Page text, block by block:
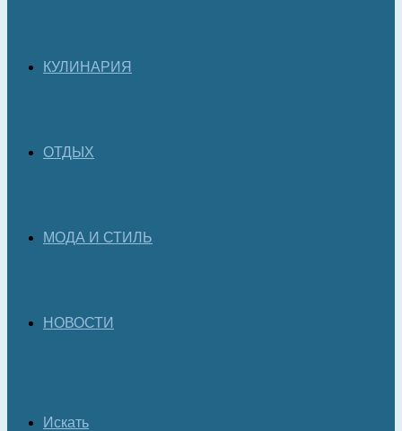
КУЛИНАРИЯ
ОТДЫХ
МОДА И СТИЛЬ
НОВОСТИ
Искать